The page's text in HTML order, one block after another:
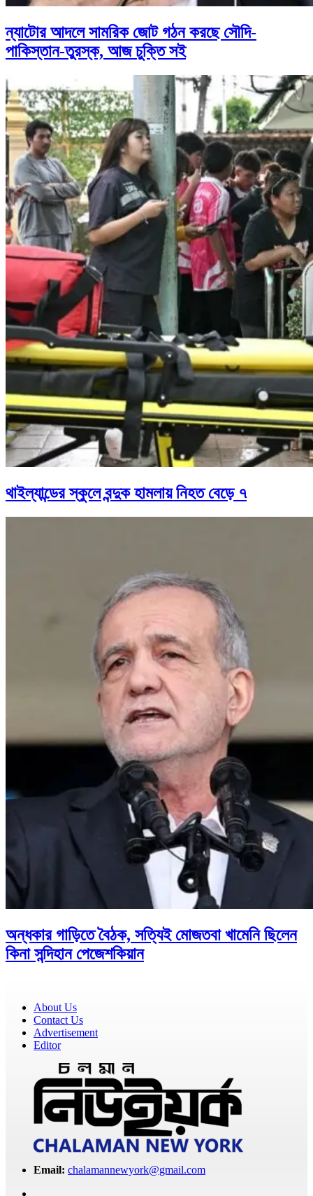
ন্যাটোর আদলে সামরিক জোট গঠন করছে সৌদি-
পাকিস্তান-তুরস্ক, আজ চুক্তি সই
থাইল্যান্ডের স্কুলে বন্দুক হামলায় নিহত বেড়ে ৭
অন্ধকার গাড়িতে বৈঠক, সত্যিই মোজতবা খামেনি ছিলেন
কিনা সন্দিহান পেজেশকিয়ান
About Us
Contact Us
Advertisement
Editor
Email: chalamannewyork@gmail.com